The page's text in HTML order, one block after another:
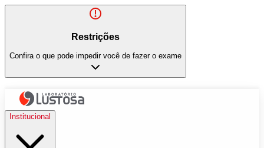
Restrições
Confira o que pode impedir você de fazer o exame
Institucional